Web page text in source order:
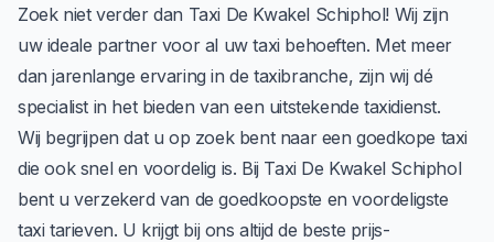
Zoek niet verder dan Taxi De Kwakel Schiphol! Wij zijn
uw ideale partner voor al uw taxi behoeften. Met meer
dan jarenlange ervaring in de taxibranche, zijn wij dé
specialist in het bieden van een uitstekende taxidienst.
Wij begrijpen dat u op zoek bent naar een goedkope taxi
die ook snel en voordelig is. Bij Taxi De Kwakel Schiphol
bent u verzekerd van de goedkoopste en voordeligste
taxi tarieven. U krijgt bij ons altijd de beste prijs-